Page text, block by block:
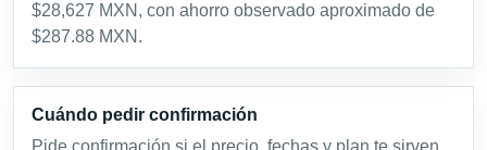
$28,627 MXN, con ahorro observado aproximado de
$287.88 MXN.
Cuándo pedir confirmación